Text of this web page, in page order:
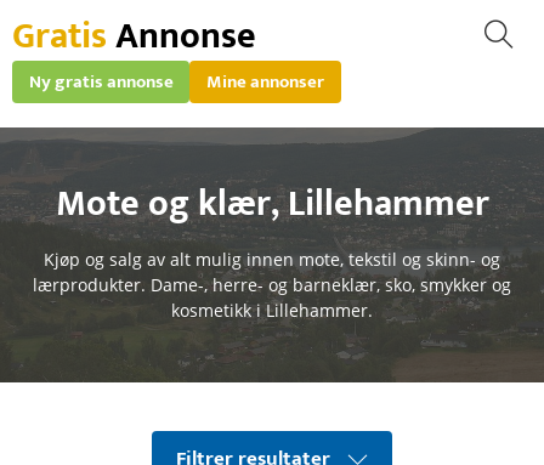
GratisAnnonse
Ny gratis annonse Mine annonser
Mote og klær,Lillehammer
Kjøp og salg av alt mulig innen mote, tekstil og skinn- og
lærprodukter. Dame-, herre- og barneklær, sko, smykker og
kosmetikk i Lillehammer.